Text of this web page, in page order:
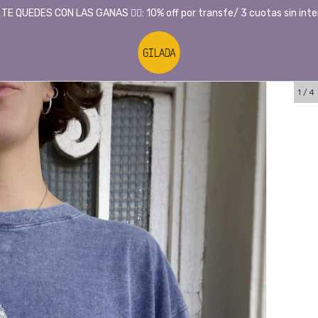
TE QUEDES CON LAS GANAS ❤️‍🔥: 10% off por transfe/ 3 cuotas sin
1 / 4